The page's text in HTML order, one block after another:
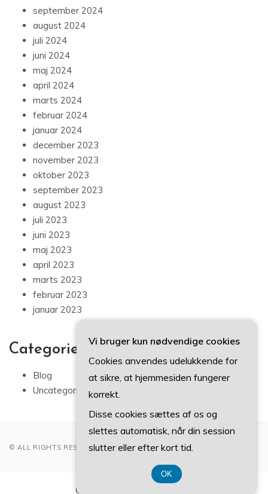
september 2024
august 2024
juli 2024
juni 2024
maj 2024
april 2024
marts 2024
februar 2024
januar 2024
december 2023
november 2023
oktober 2023
september 2023
august 2023
juli 2023
juni 2023
maj 2023
april 2023
marts 2023
februar 2023
januar 2023
Categories
Blog
Uncategorized
© ALL RIGHTS RESERVED 2022
CVR-Nummer 37 40 77 39
Vi bruger kun nødvendige cookies
Cookies anvendes udelukkende for
at sikre, at hjemmesiden fungerer
korrekt.
Disse cookies sættes af os og
slettes automatisk, når din session
slutter eller efter kort tid.
OK